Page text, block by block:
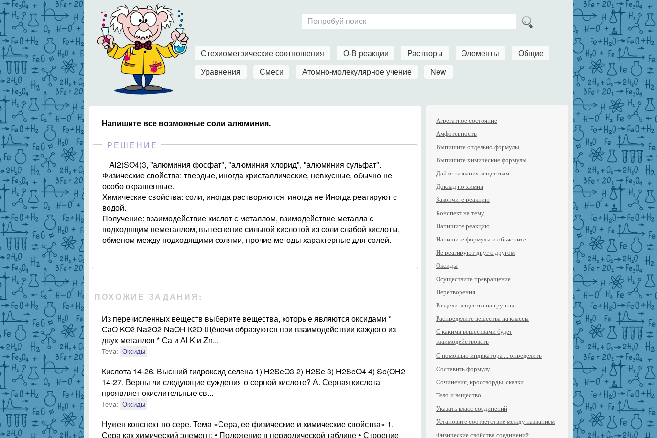
Стехиометрические соотношения О-В реакции Растворы Элементы
Общие
Уравнения
Смеси Атомно-молекулярное учение New
Напишите все возможные соли алюминия.
РЕШЕНИЕ
Al2(SO4)3, "алюминия фосфат", "алюминия хлорид", "алюминия сульфат".
Физические свойства: твердые, иногда кристаллические, невкусные, обычно не
особо окрашенные.
Химические свойства: соли, иногда растворяются, иногда не Иногда реагируют с
водой.
Получение: взаимодействие кислот с металлом, взимодействие металла с
подходящим неметаллом, вытеснение сильной кислотой из соли слабой кислоты,
обменом между подходящими солями, прочие методы характерные для солей.
ПОХОЖИЕ ЗАДАНИЯ:
Из перечисленных веществ выберите вещества, которые являются оксидами *
СаО KO2 Na2O2 NaOH К2О Щёлочи образуются при взаимодействии каждого из
двух металлов * Са и Аl K и Zn...
Тема: Оксиды
Кислота 14-26. Высший гидроксид селена 1) H2SeO3 2) H2Se 3) H2SeO4 4) Se(OН2
14-27. Верны ли следующие суждения о серной кислоте? А. Серная кислота
проявляет окислительные св...
Тема: Оксиды
Нужен конспект по сере. Тема «Сера, ее физические и химические свойства» 1.
Сера как химический элемент: • Положение в периодической таблице • Строение
Агрегатное состояние
Амфотерность
Выпишите отдельно формулы
Выпишите химические формулы
Дайте названия веществам
Доклад по химии
Закончите реакцию
Конспект на тему
Напишите реакцию
Напишите формулы и объясните
Не реагируют друг с другом
Оксиды
Осуществите превращение
Перетворення
Раздели вещества на группы
Распределите вещества на классы
С какими веществами будет
взаимодействовать
С помощью индикатора ... определить
Составить формулу
Сочинения, кроссворды, сказки
Тело и вещество
Указать класс соединений
Установите соответствие между названием
Физические свойства соединений